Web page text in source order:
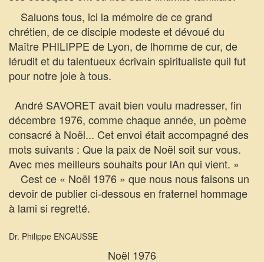
Saluons tous, ici la mémoire de ce grand
chrétien, de ce disciple modeste et dévoué du
Maître PHILIPPE de Lyon, de lhomme de cur, de
lérudit et du talentueux écrivain spiritualiste quil fut
pour notre joie à tous.
André SAVORET avait bien voulu madresser, fin
décembre 1976, comme chaque année, un poème
consacré à Noël... Cet envoi était accompagné des
mots suivants : Que la paix de Noël soit sur vous.
Avec mes meilleurs souhaits pour lAn qui vient. »
Cest ce « Noël 1976 » que nous nous faisons un
devoir de publier ci-dessous en fraternel hommage
à lami si regretté.
Dr. Philippe ENCAUSSE
Noël 1976